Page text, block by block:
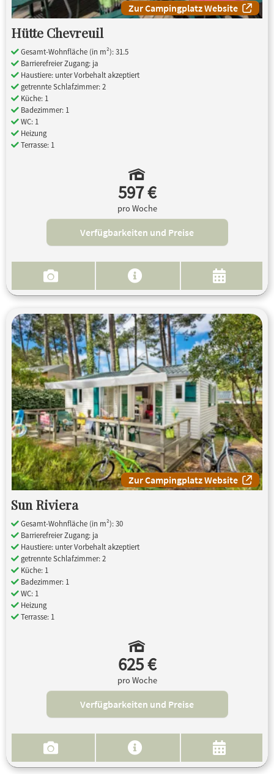
Zur Campingplatz Website
Hütte Chevreuil
Gesamt-Wohnfläche (in m²): 31.5
Barrierefreier Zugang: ja
Haustiere: unter Vorbehalt akzeptiert
getrennte Schlafzimmer: 2
Küche: 1
Badezimmer: 1
WC: 1
Heizung
Terrasse: 1
597 €
pro Woche
Verfügbarkeiten und Preise
Zur Campingplatz Website
Sun Riviera
Gesamt-Wohnfläche (in m²): 30
Barrierefreier Zugang: ja
Haustiere: unter Vorbehalt akzeptiert
getrennte Schlafzimmer: 2
Küche: 1
Badezimmer: 1
WC: 1
Heizung
Terrasse: 1
625 €
pro Woche
Verfügbarkeiten und Preise